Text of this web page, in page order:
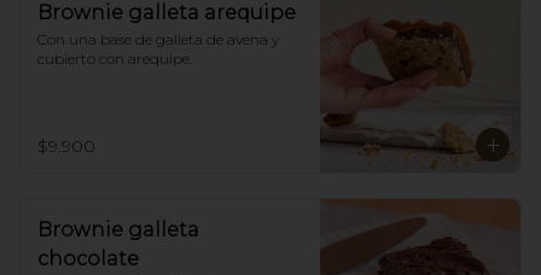
Brownie galleta arequipe
Con una base de galleta de avena y
cubierto con arequipe.
$9.900
Brownie galleta
chocolate